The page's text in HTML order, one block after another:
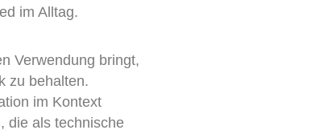
im Alltag.
Verwendung bringt,
zu behalten.
im Kontext
die als technische